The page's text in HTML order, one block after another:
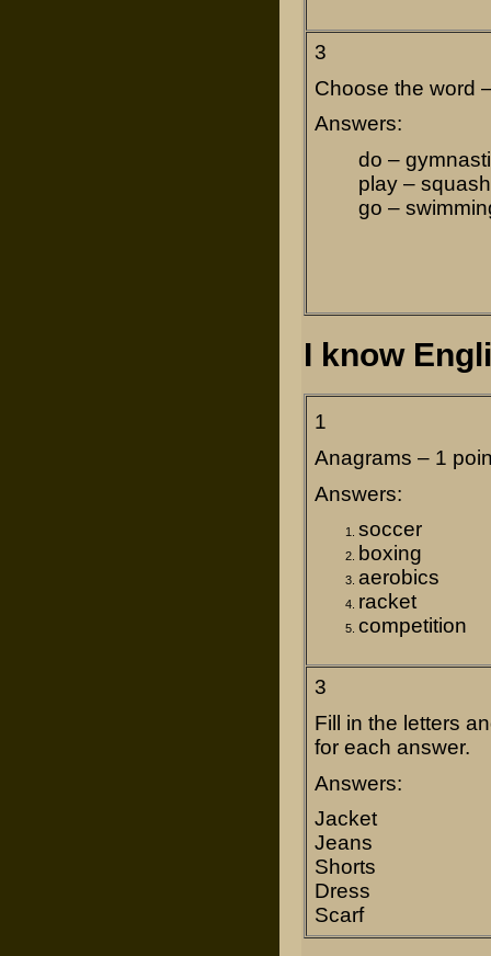
3
Choose the word
Answers:
do –
play –
go –
I know
1
Anagrams – 1
Answers:
soccer
boxing
aerobics
racket
competition
3
Fill in the letters
for each answer.
Answers:
Jacket
Jeans
Shorts
Dress
Scarf